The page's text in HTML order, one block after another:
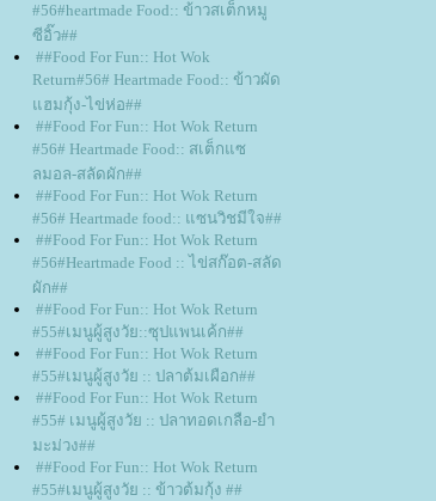
#56#heartmade Food:: ข้าวสเต็กหมู
ซีอิ๊ว##
##Food For Fun:: Hot Wok
Return#56# Heartmade Food:: ข้าวผัด
ฮมกุ้ง-ไข่ห่อ##
##Food For Fun:: Hot Wok Return
#56# Heartmade Food:: สเต็กแซ
ลมอล-สลัดผัก##
##Food For Fun:: Hot Wok Return
#56# Heartmade food:: แซนวิชมีใจ##
##Food For Fun:: Hot Wok Return
#56#Heartmade Food :: ไข่สก๊อต-สลัด
ผัก##
##Food For Fun:: Hot Wok Return
#55#เมนูผู้สูงวัย::ซุปแพนเค้ก##
##Food For Fun:: Hot Wok Return
#55#เมนูผู้สูงวัย :: ปลาต้มเผือก##
##Food For Fun:: Hot Wok Return
#55# เมนูผู้สูงวัย :: ปลาทอดเกลือ-ยำ
มะม่วง##
##Food For Fun:: Hot Wok Return
#55#เมนูผู้สูงวัย :: ข้าวต้มกุ้ง ##